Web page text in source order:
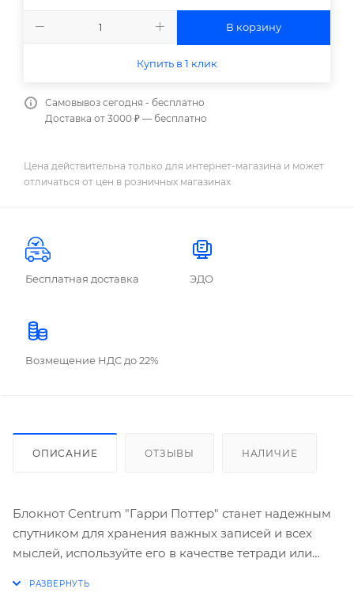
В корзину
Купить в 1 клик
Самовывоз сегодня - бесплатно
Доставка от 3000 ₽ — бесплатно
Цена действительна только для интернет-магазина и может
отличаться от цен в розничных магазинах
Бесплатная доставка ЭДО
Возмещение НДС до 22%
ОПИСАНИЕ ОТЗЫВЫ НАЛИЧИЕ
Блокнот Centrum "Гарри Поттер" станет надежным
спутником для хранения важных записей и всех
мыслей, используйте его в качестве тетради или